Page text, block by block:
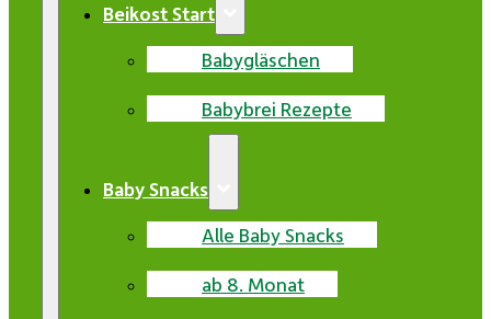
Beikost Start
Babygläschen
Babybrei Rezepte
Baby Snacks
Alle Baby Snacks
ab 8. Monat